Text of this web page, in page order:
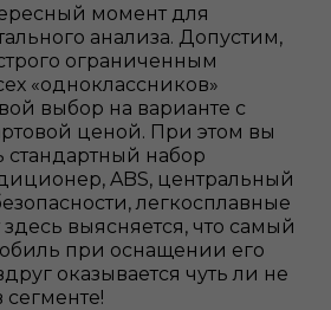
момент для
анализа. Допустим,
ограниченным
«одноклассников»
выбор на варианте с
ценой. При этом вы
стандартный набор
ABS, центральный
легкосплавные
выясняется, что самый
при оснащении его
оказывается чуть ли не